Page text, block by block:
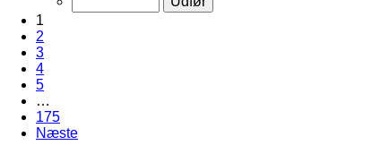
1
2
3
4
5
…
175
Næste